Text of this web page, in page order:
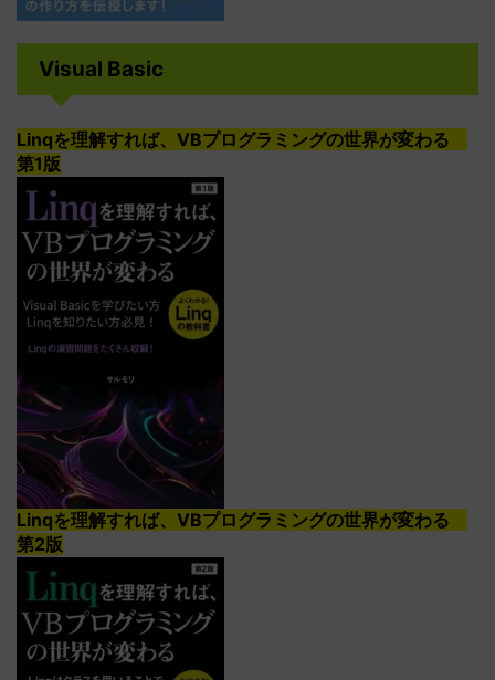
Visual Basic
Linqを理解すれば、VBプログラミングの世界が変わる
第1版
Linqを理解すれば、VBプログラミングの世界が変わる
第2版